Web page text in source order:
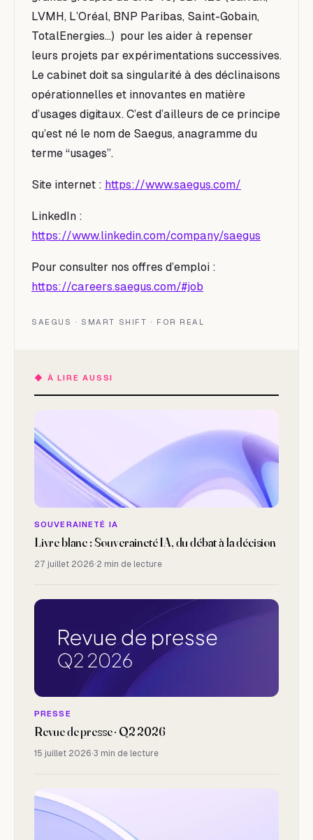
LVMH, L’Oréal, BNP Paribas, Saint-Gobain,
TotalEnergies...) pour les aider à repenser
leurs projets par expérimentations successives.
Le cabinet doit sa singularité à des déclinaisons
opérationnelles et innovantes en matière
d’usages digitaux. C’est d’ailleurs de ce principe
qu’est né le nom de Saegus, anagramme du
terme “usages”.
Site internet : https://www.saegus.com/
LinkedIn :
https://www.linkedin.com/company/saegus
Pour consulter nos offres d’emploi :
https://careers.saegus.com/#job
SAEGUS · SMART SHIFT · FOR REAL
◆ À LIRE AUSSI
SOUVERAINETÉ IA
Livre blanc : Souveraineté IA, du débat à la décision
27 juillet 2026·2 min de lecture
PRESSE
Revue de presse · Q2 2026
15 juillet 2026·3 min de lecture